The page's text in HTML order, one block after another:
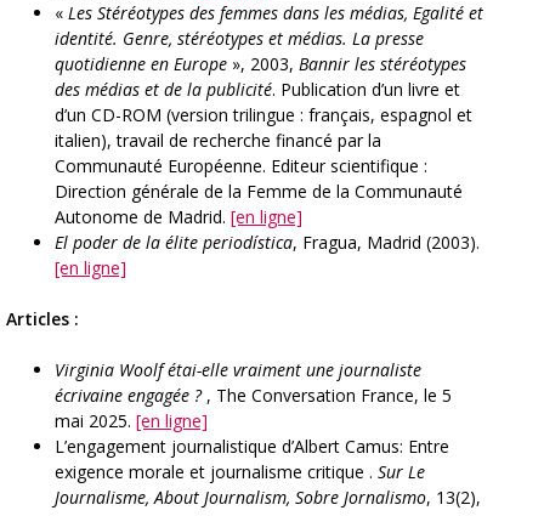
« Les Stéréotypes des femmes dans les médias, Egalité et
identité. Genre, stéréotypes et médias. La presse
quotidienne en Europe », 2003, Bannir les stéréotypes
des médias et de la publicité. Publication d’un livre et
d’un CD-ROM (version trilingue : français, espagnol et
italien), travail de recherche financé par la
Communauté Européenne. Editeur scientifique :
Direction générale de la Femme de la Communauté
Autonome de Madrid. [en ligne]
El poder de la élite periodística, Fragua, Madrid (2003).
[en ligne]
Articles :
Virginia Woolf étai-elle vraiment une journaliste
écrivaine engagée ? , The Conversation France, le 5
mai 2025. [en ligne]
L’engagement journalistique d’Albert Camus: Entre
exigence morale et journalisme critique . Sur Le
Journalisme, About Journalism, Sobre Jornalismo, 13(2),